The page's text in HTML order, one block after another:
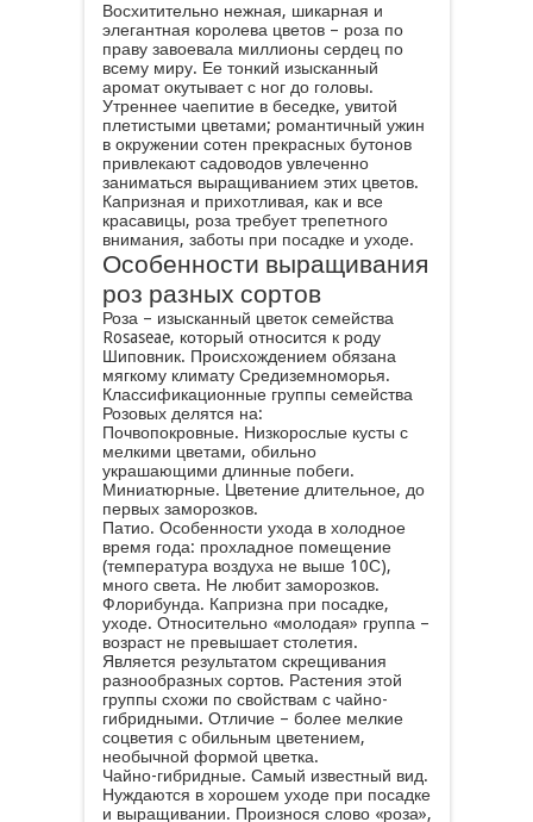
Восхитительно нежная, шикарная и
элегантная королева цветов – роза по
праву завоевала миллионы сердец по
всему миру. Ее тонкий изысканный
аромат окутывает с ног до головы.
Утреннее чаепитие в беседке, увитой
плетистыми цветами; романтичный ужин
в окружении сотен прекрасных бутонов
привлекают садоводов увлеченно
заниматься выращиванием этих цветов.
Капризная и прихотливая, как и все
красавицы, роза требует трепетного
внимания, заботы при посадке и уходе.
Особенности выращивания
роз разных сортов
Роза – изысканный цветок семейства
Rosaseae, который относится к роду
Шиповник. Происхождением обязана
мягкому климату Средиземноморья.
Классификационные группы семейства
Розовых делятся на:
Почвопокровные. Низкорослые кусты с
мелкими цветами, обильно
украшающими длинные побеги.
Миниатюрные. Цветение длительное, до
первых заморозков.
Патио. Особенности ухода в холодное
время года: прохладное помещение
(температура воздуха не выше 10С),
много света. Не любит заморозков.
Флорибунда. Капризна при посадке,
уходе. Относительно «молодая» группа –
возраст не превышает столетия.
Является результатом скрещивания
разнообразных сортов. Растения этой
группы схожи по свойствам с чайно-
гибридными. Отличие – более мелкие
соцветия с обильным цветением,
необычной формой цветка.
Чайно-гибридные. Самый известный вид.
Нуждаются в хорошем уходе при посадке
и выращивании. Произнося слово «роза»,